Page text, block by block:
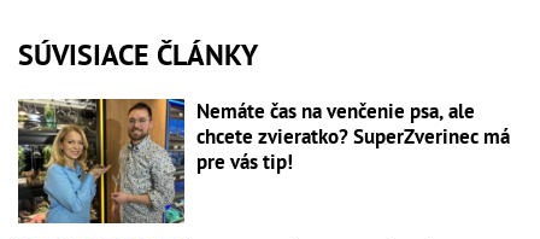
SÚVISIACE ČLÁNKY
Nemáte čas na venčenie psa, ale
chcete zvieratko? SuperZverinec má
pre vás tip!